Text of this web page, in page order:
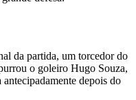
da partida, um torcedor do
o goleiro Hugo Souza,
depois do